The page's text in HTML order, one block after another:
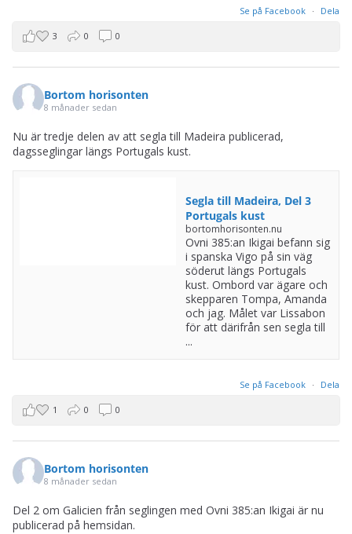
Se på Facebook · Dela
3 0 0
Bortom horisonten
8 månader sedan
Nu är tredje delen av att segla till Madeira publicerad,
dagsseglingar längs Portugals kust.
Segla till Madeira, Del 3
Portugals kust
bortomhorisonten.nu
Ovni 385:an Ikigai befann sig
i spanska Vigo på sin väg
söderut längs Portugals
kust. Ombord var ägare och
skepparen Tompa, Amanda
och jag. Målet var Lissabon
för att därifrån sen segla till
...
Se på Facebook · Dela
1 0 0
Bortom horisonten
8 månader sedan
Del 2 om Galicien från seglingen med Ovni 385:an Ikigai är nu
publicerad på hemsidan.